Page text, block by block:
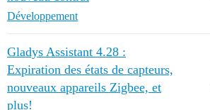
Développement
Gladys Assistant 4.28 :
Expiration des états de capteurs,
nouveaux appareils Zigbee, et
plus!